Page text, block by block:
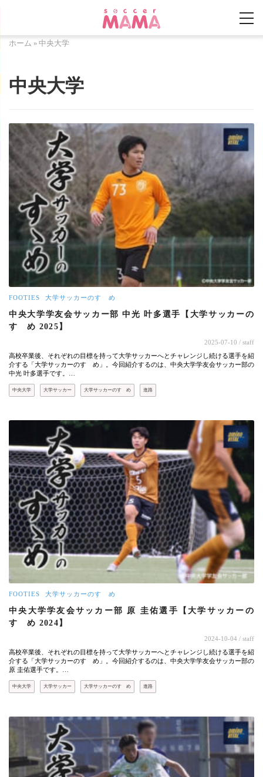
ホーム » 中央大学
中央大学
FOOTIES 大学サッカーのすゝめ
中央大学学友会サッカー部 中光 叶多選手【大学サッカーの
すゝめ 2025】
2025-07-10 / staff
高校卒業後、それぞれの目標を持って大学サッカーへとチャレンジし続ける選手を紹
介する「大学サッカーのすゝめ」。今回紹介するのは、中央大学学友会サッカー部の
中光 叶多選手です。…
中央大学 大学サッカー 大学サッカーのすゝめ 進路
FOOTIES 大学サッカーのすゝめ
中央大学学友会サッカー部 原 圭佑選手【大学サッカーの
すゝめ 2024】
2024-10-04 / staff
高校卒業後、それぞれの目標を持って大学サッカーへとチャレンジし続ける選手を紹
介する「大学サッカーのすゝめ」。今回紹介するのは、中央大学学友会サッカー部の
原 圭佑選手です。…
中央大学 大学サッカー 大学サッカーのすゝめ 進路